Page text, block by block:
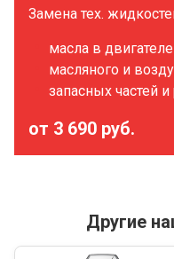
Замена тех.
масла в
масляного и
запасных частей
от 3 690 руб.
Другие